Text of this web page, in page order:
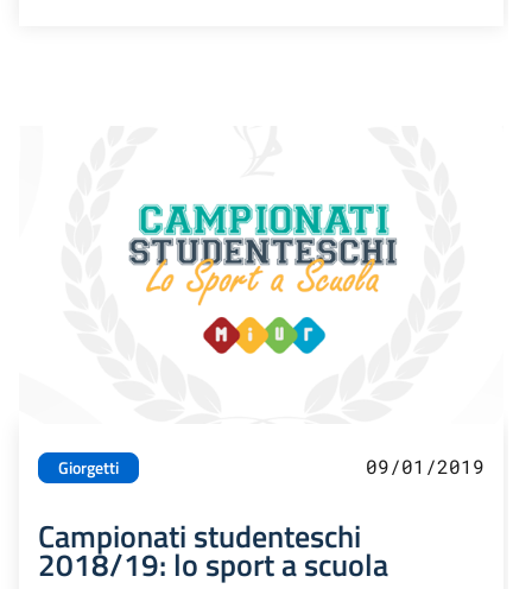
Giorgetti 09/01/2019
Campionati studenteschi
2018/19: lo sport a scuola